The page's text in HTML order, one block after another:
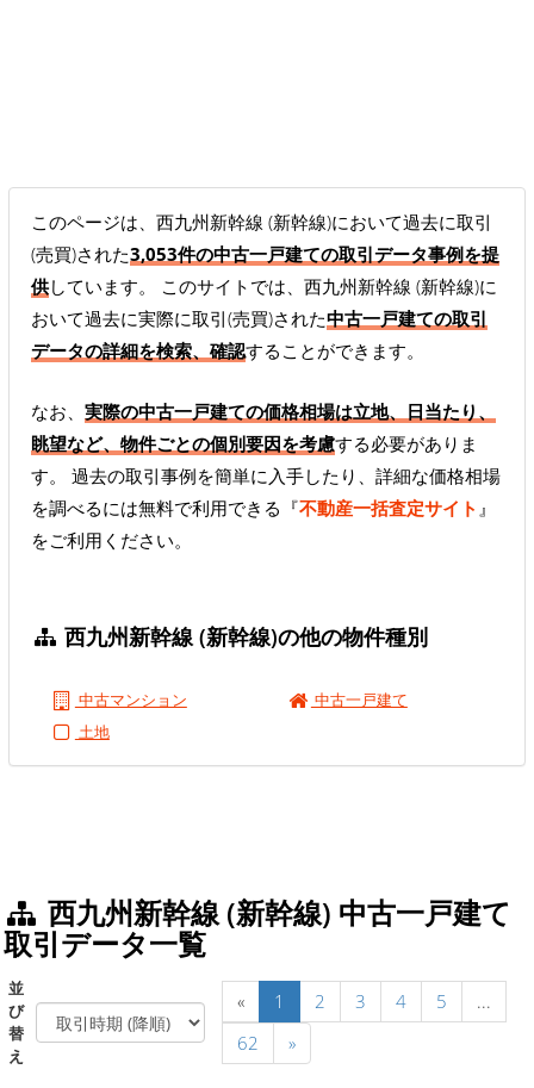
このページは、西九州新幹線 (新幹線)において過去に取引
(売買)された3,053件の中古一戸建ての取引データ事例を提
供しています。 このサイトでは、西九州新幹線 (新幹線)に
おいて過去に実際に取引(売買)された中古一戸建ての取引
データの詳細を検索、確認することができます。
なお、 実際の中古一戸建ての価格相場は立地、日当たり、
眺望など、物件ごとの個別要因を考慮する必要がありま
す。 過去の取引事例を簡単に入手したり、詳細な価格相場
を調べるには無料で利用できる『不動産一括査定サイト 』
をご利用ください。
西九州新幹線 (新幹線)の他の物件種別
中古マンション
中古一戸建て
土地
西九州新幹線 (新幹線) 中古一戸建て
取引データ一覧
並
び
替
え
« 1 2 3 4 5
...
62
»